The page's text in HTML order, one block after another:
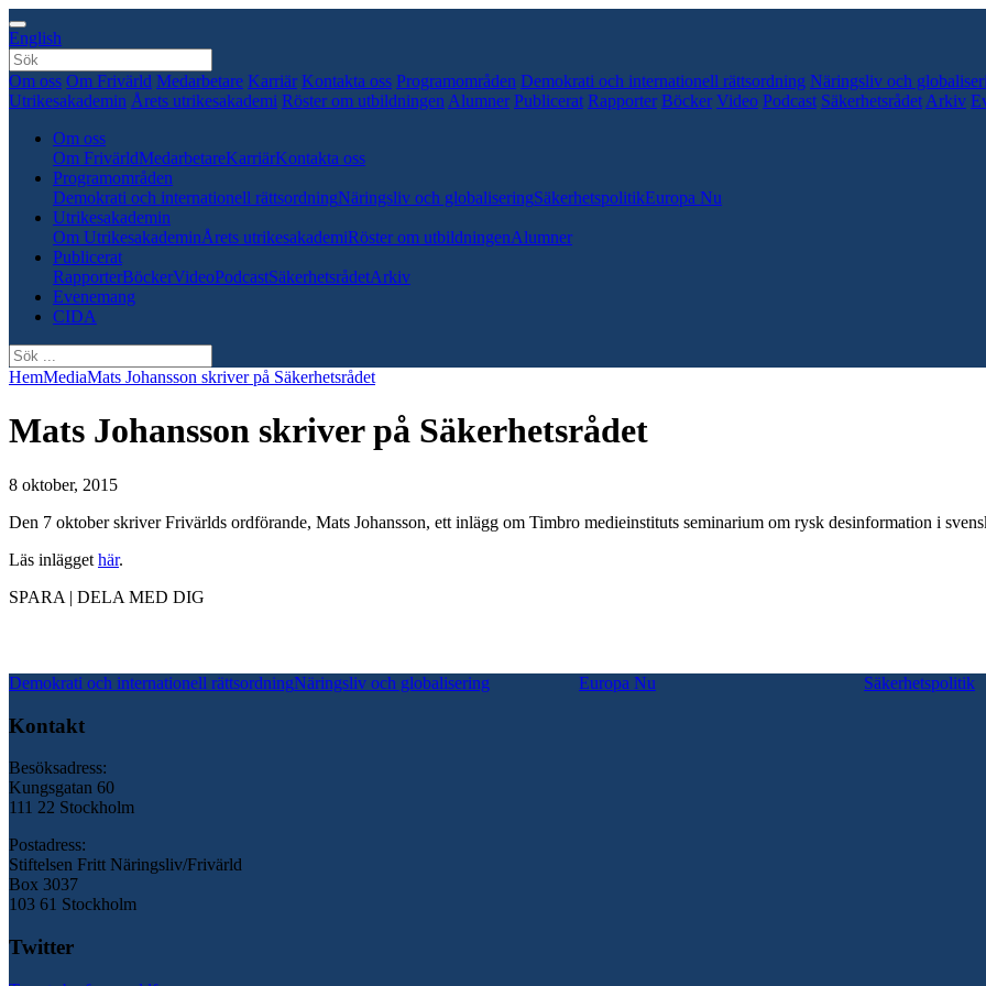
English
Om oss Om Frivärld Medarbetare Karriär Kontakta oss Programområden Demokrati och internationell rättsordning Näringsliv och
Utrikesakademin Årets utrikesakademi Röster om utbildningen Alumner Publicerat Rapporter Böcker Video Podcast Säkerhetsrådet Arkiv
Om oss
Om FrivärldMedarbetareKarriärKontakta oss
Programområden
Demokrati och internationell rättsordningNäringsliv och globaliseringSäkerhetspolitikEuropa Nu
Utrikesakademin
Om UtrikesakademinÅrets utrikesakademiRöster om utbildningenAlumner
Publicerat
RapporterBöckerVideoPodcastSäkerhetsrådetArkiv
Evenemang
CIDA
HemMediaMats Johansson skriver på Säkerhetsrådet
Mats Johansson skriver på Säkerhetsrådet
8 oktober, 2015
Den 7 oktober skriver Frivärlds ordförande, Mats Johansson, ett inlägg om Timbro medieinstituts seminarium om rysk desinformation i
Läs inlägget här.
SPARA | DELA MED DIG
Demokrati och internationell rättsordningNäringsliv och globalisering Europa Nu Säkerhetspolitik
Kontakt
Besöksadress:
Kungsgatan 60
111 22 Stockholm
Postadress:
Stiftelsen Fritt Näringsliv/Frivärld
Box 3037
103 61 Stockholm
Twitter